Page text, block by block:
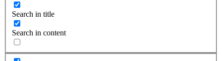
Search in title
Search in content